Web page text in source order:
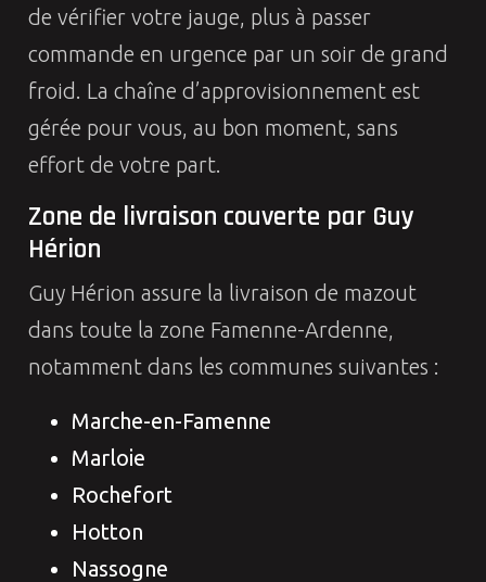
de vérifier votre jauge, plus à passer
commande en urgence par un soir de grand
froid. La chaîne d’approvisionnement est
gérée pour vous, au bon moment, sans
effort de votre part.
Zone de livraison couverte par Guy
Hérion
Guy Hérion assure la livraison de mazout
dans toute la zone Famenne-Ardenne,
notamment dans les communes suivantes :
Marche-en-Famenne
Marloie
Rochefort
Hotton
Nassogne